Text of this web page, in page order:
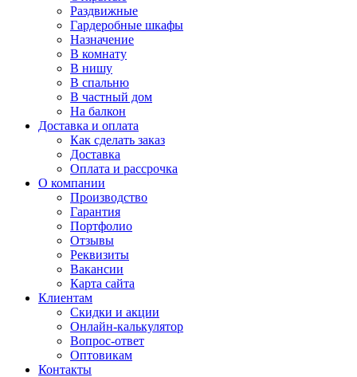
Раздвижные
Гардеробные шкафы
Назначение
В комнату
В нишу
В спальню
В частный дом
На балкон
Доставка и оплата
Как сделать заказ
Доставка
Оплата и рассрочка
О компании
Производство
Гарантия
Портфолио
Отзывы
Реквизиты
Вакансии
Карта сайта
Клиентам
Скидки и акции
Онлайн-калькулятор
Вопрос-ответ
Оптовикам
Контакты